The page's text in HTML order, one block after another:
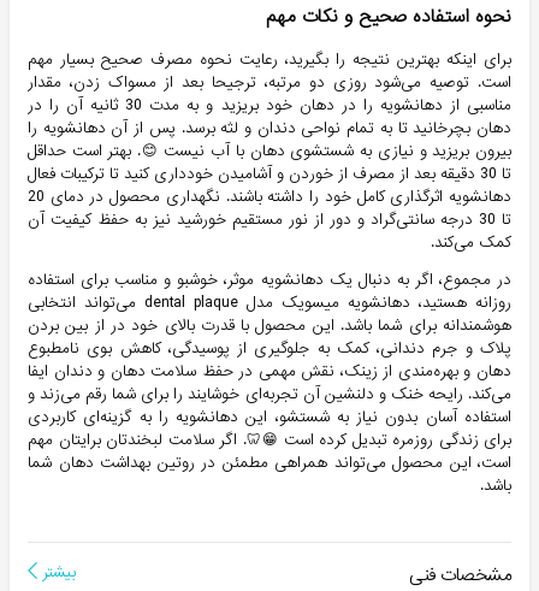
نحوه استفاده صحیح و نکات مهم
برای اینکه بهترین نتیجه را بگیرید، رعایت نحوه مصرف صحیح بسیار مهم
است. توصیه می‌شود روزی دو مرتبه، ترجیحا بعد از مسواک زدن، مقدار
مناسبی از دهانشویه را در دهان خود بریزید و به مدت 30 ثانیه آن را در
دهان بچرخانید تا به تمام نواحی دندان و لثه برسد. پس از آن دهانشویه را
بیرون بریزید و نیازی به شستشوی دهان با آب نیست 😊. بهتر است حداقل
تا 30 دقیقه بعد از مصرف از خوردن و آشامیدن خودداری کنید تا ترکیبات فعال
دهانشویه اثرگذاری کامل خود را داشته باشند. نگهداری محصول در دمای 20
تا 30 درجه سانتی‌گراد و دور از نور مستقیم خورشید نیز به حفظ کیفیت آن
کمک می‌کند.
در مجموع، اگر به دنبال یک دهانشویه موثر، خوشبو و مناسب برای استفاده
روزانه هستید، دهانشویه میسویک مدل dental plaque می‌تواند انتخابی
هوشمندانه برای شما باشد. این محصول با قدرت بالای خود در از بین بردن
پلاک و جرم دندانی، کمک به جلوگیری از پوسیدگی، کاهش بوی نامطبوع
دهان و بهره‌مندی از زینک، نقش مهمی در حفظ سلامت دهان و دندان ایفا
می‌کند. رایحه خنک و دلنشین آن تجربه‌ای خوشایند را برای شما رقم می‌زند و
استفاده آسان بدون نیاز به شستشو، این دهانشویه را به گزینه‌ای کاربردی
برای زندگی روزمره تبدیل کرده است 😁🦷. اگر سلامت لبخندتان برایتان مهم
است، این محصول می‌تواند همراهی مطمئن در روتین بهداشت دهان شما
باشد.
مشخصات فنی بیشتر